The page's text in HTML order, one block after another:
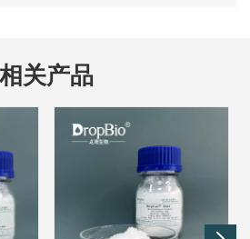
相关产品